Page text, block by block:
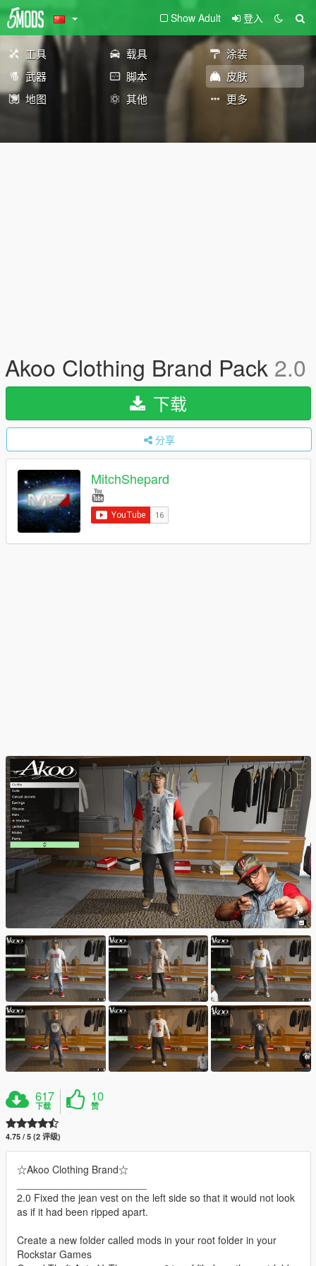
Show Adult 登入
工具 载具
涂装
武器
脚本
皮肤
地图
其他 更多
Akoo Clothing Brand Pack 2.0
下载
分享
MitchShepard
617
下载
10
赞
4.75 / 5 (2 评级)
☆Akoo Clothing Brand☆
2.0 Fixed the jean vest on the left side so that it would not look
as if it had been ripped apart.
Create a new folder called mods in your root folder in your
Rockstar Games